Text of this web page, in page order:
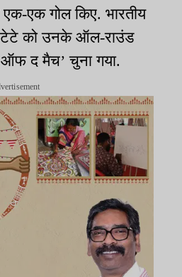
एक गोल किए. भारतीय
टेटे को उनके ऑल-राउंड
ऑफ द मैच’ चुना गया.